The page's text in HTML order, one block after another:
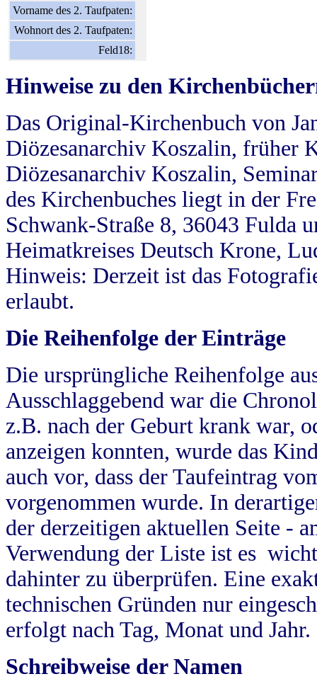
Vorname des 2. Taufpaten:
Wohnort des 2. Taufpaten:
Feld18:
Hinweise zu den
Das Original-Kirchenbuch von
Diözesanarchiv Koszalin, früher
Diözesanarchiv Koszalin,
des Kirchenbuches liegt in der
Schwank-Straße 8, 36043 Fulda
Heimatkreises Deutsch Krone,
Hinweis: Derzeit ist das
erlaubt.
Die Reihenfolge der Einträge
Die ursprüngliche Reihenfolge
Ausschlaggebend war die
z.B. nach der Geburt krank war,
anzeigen konnten, wurde das
auch vor, dass der Taufeintrag
vorgenommen wurde. In
der derzeitigen aktuellen Seite -
Verwendung der Liste ist es
dahinter zu überprüfen. Eine
technischen Gründen nur
erfolgt nach Tag, Monat und Jahr.
Schreibweise der Namen